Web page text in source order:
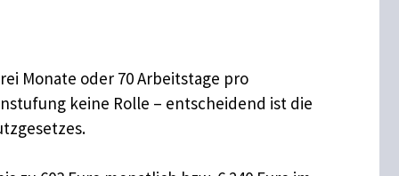
Monate oder 70 Arbeitstage pro
keine Rolle – entscheidend ist die